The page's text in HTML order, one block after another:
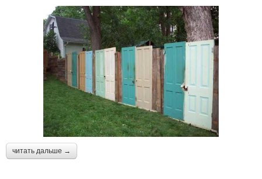
читать дальше →